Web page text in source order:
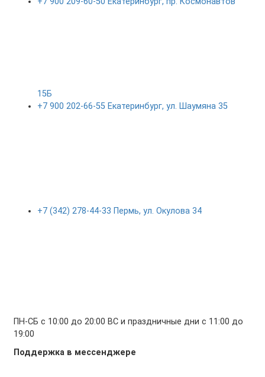
15Б
+7 900 202-66-55 Екатеринбург, ул. Шаумяна 35
+7 (342) 278-44-33 Пермь, ул. Окулова 34
ПН-СБ с 10:00 до 20:00 ВС и праздничные дни с 11:00 до
19:00
Поддержка в мессенджере